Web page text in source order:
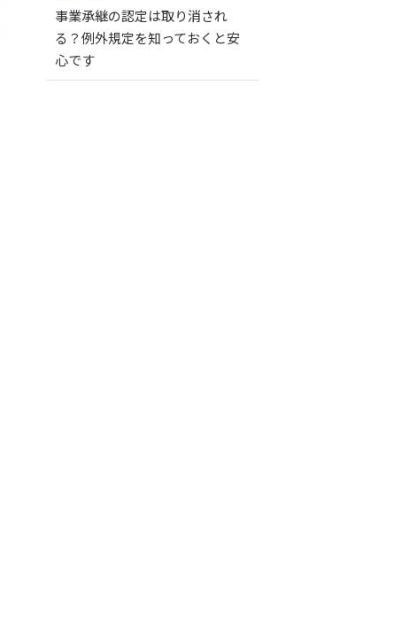
事業承継の認定は取り消され
る？例外規定を知っておくと安
心です